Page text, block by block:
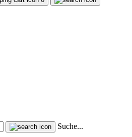
Suche...